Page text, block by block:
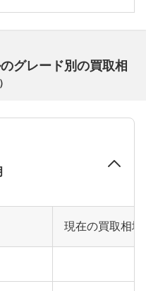
グレード別の買取相
現在の買取相